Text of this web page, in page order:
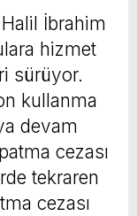
İbrahim
hizmet
sürüyor.
kullanma
devam
cezası
tekraren
cezası